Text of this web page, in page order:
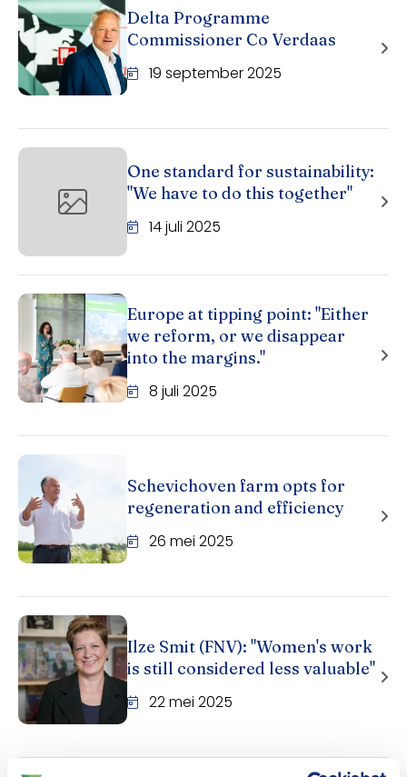
Delta Programme
Commissioner Co Verdaas
19 september 2025
One standard for sustainability:
"We have to do this together"
14 juli 2025
Europe at tipping point: "Either
we reform, or we disappear
into the margins."
8 juli 2025
Schevichoven farm opts for
regeneration and efficiency
26 mei 2025
Ilze Smit (FNV): "Women's work
is still considered less valuable"
22 mei 2025